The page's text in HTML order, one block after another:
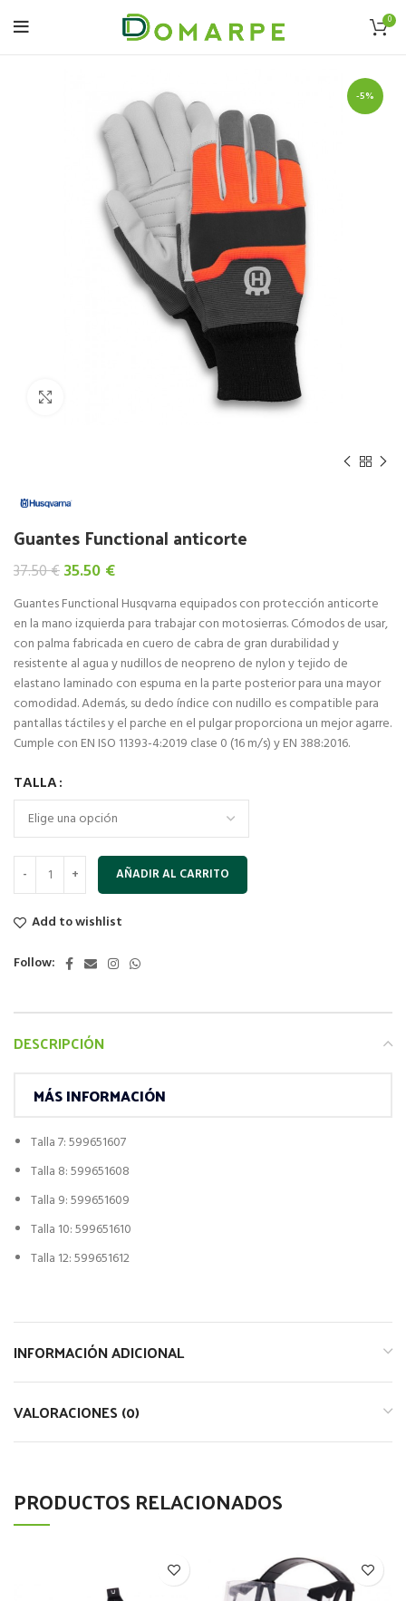
0
-5%
Guantes Functional anticorte
37.50€El
original
era:
37.50 €.
35.50 €El
actual
es:
35.50 €.
Guantes Functional Husqvarna equipados con protección anticorte
en la mano izquierda para trabajar con motosierras. Cómodos de usar,
con palma fabricada en cuero de cabra de gran durabilidad y
resistente al agua y nudillos de neopreno de nylon y tejido de
elastano laminado con espuma en la parte posterior para una mayor
comodidad. Además, su dedo índice con nudillo es compatible para
pantallas táctiles y el parche en el pulgar proporciona un mejor agarre.
Cumple con EN ISO 11393-4:2019 clase 0 (16 m/s) y EN 388:2016.
TALLA
AÑADIR AL CARRITO
Add to wishlist
Follow:
DESCRIPCIÓN
MÁS INFORMACIÓN
Talla 7: 599651607
Talla 8: 599651608
Talla 9: 599651609
Talla 10: 599651610
Talla 12: 599651612
INFORMACIÓN ADICIONAL
VALORACIONES (0)
PRODUCTOS RELACIONADOS